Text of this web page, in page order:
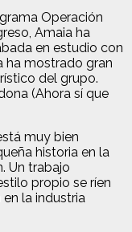
Operación
Amaia ha
en estudio con
ha mostrado gran
del grupo.
(Ahora sí que
muy bien
historia en la
Un trabajo
propio se ríen
la industria